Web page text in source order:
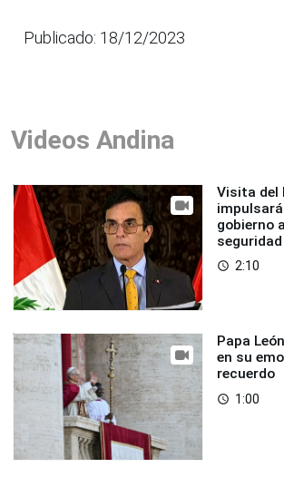
Publicado: 18/12/2023
Videos Andina
Visita del
gobierno
seguridad
access_time 2:10
Papa
en su
recuerdo
access_time 1:00